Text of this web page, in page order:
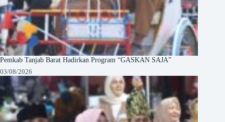
Pemkab Tanjab Barat Hadirkan Program “GASKAN SAJA”
03/08/2026